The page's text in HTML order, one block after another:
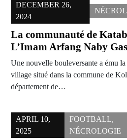
DECEMBER 26,
2024
La communauté de
L’Imam Arfang Naby
Une nouvelle bouleversante a ému
village situé dans la commune de
département de…
APRIL 10,
2025
FOOTBALL,
NÉCROLOGIE